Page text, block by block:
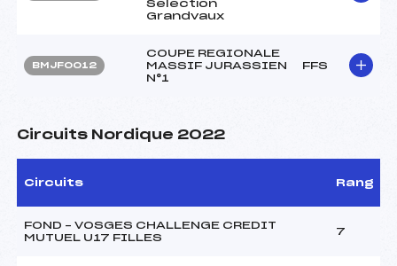
Sélection
Grandvaux
BMJF0012
COUPE REGIONALE
MASSIF JURASSIEN
N°1
FFS
Circuits Nordique 2022
Circuits Rang
FOND – VOSGES CHALLENGE CREDIT
MUTUEL U17 FILLES
7